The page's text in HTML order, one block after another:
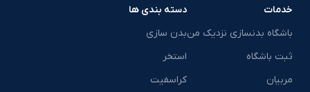
خدمات
باشگاه بدنسازی نزدیک من
ثبت باشگاه
مربیان
دسته بندی ها
بدن سازی
استخر
کراسفیت